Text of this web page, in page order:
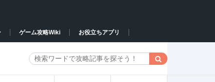
ゲーム攻略Wiki お役立ちアプリ